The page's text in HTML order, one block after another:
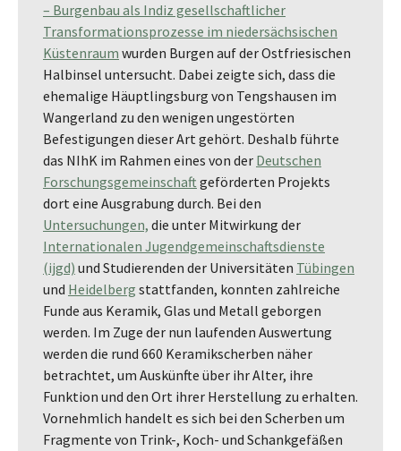
– Burgenbau als Indiz gesellschaftlicher
Transformationsprozesse im niedersächsischen
Küstenraum wurden Burgen auf der Ostfriesischen
Halbinsel untersucht. Dabei zeigte sich, dass die
ehemalige Häuptlingsburg von Tengshausen im
Wangerland zu den wenigen ungestörten
Befestigungen dieser Art gehört. Deshalb führte
das NIhK im Rahmen eines von der Deutschen
Forschungsgemeinschaftgeförderten Projekts
dort eine Ausgrabung durch. Bei den
Untersuchungen, die unter Mitwirkung der
Internationalen Jugendgemeinschaftsdienste
(ijgd) und Studierenden der Universitäten Tübingen
und Heidelberg stattfanden, konnten zahlreiche
Funde aus Keramik, Glas und Metall geborgen
werden. Im Zuge der nun laufenden Auswertung
werden die rund 660 Keramikscherben näher
betrachtet, um Auskünfte über ihr Alter, ihre
Funktion und den Ort ihrer Herstellung zu erhalten.
Vornehmlich handelt es sich bei den Scherben um
Fragmente von Trink-, Koch- und Schankgefäßen